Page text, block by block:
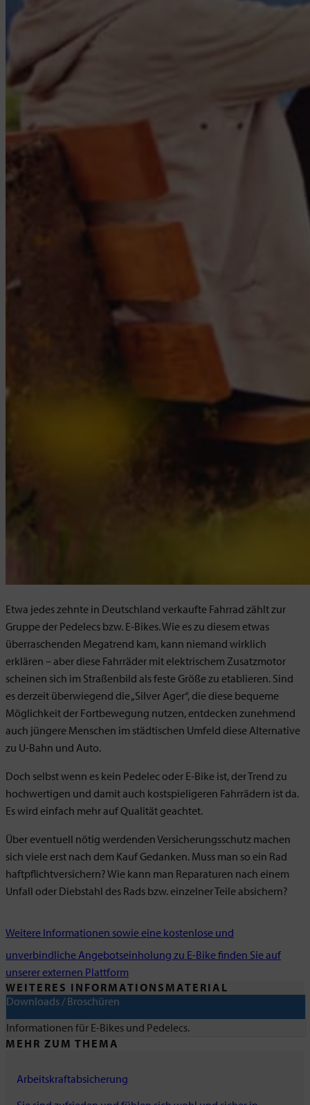
Etwa jedes zehnte in Deutschland verkaufte Fahrrad zählt zur
Gruppe der Pedelecs bzw. E-Bikes. Wie es zu diesem etwas
überraschenden Megatrend kam, kann niemand wirklich
erklären – aber diese Fahrräder mit elektrischem Zusatzmotor
scheinen sich im Straßenbild als feste Größe zu etablieren. Sind
es derzeit überwiegend die „Silver Ager“, die diese bequeme
Möglichkeit der Fortbewegung nutzen, entdecken zunehmend
auch jüngere Menschen im städtischen Umfeld diese Alternative
zu U-Bahn und Auto.
Doch selbst wenn es kein Pedelec oder E-Bike ist, der Trend zu
hochwertigen und damit auch kostspieligeren Fahrrädern ist da.
Es wird einfach mehr auf Qualität geachtet.
Über eventuell nötig werdenden Versicherungsschutz machen
sich viele erst nach dem Kauf Gedanken. Muss man so ein Rad
haftpflichtversichern? Wie kann man Reparaturen nach einem
Unfall oder Diebstahl des Rads bzw. einzelner Teile absichern?
Weitere Informationen sowie eine kostenlose und
unverbindliche Angebotseinholung zu E-Bike finden Sie auf
unserer externen Plattform
WEITERES INFORMATIONSMATERIAL
Downloads / Broschüren
Informationen für E-Bikes und Pedelecs.
MEHR ZUM THEMA
Arbeitskraftabsicherung